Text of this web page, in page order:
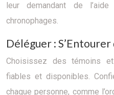
leur demandant de
chronophages.
Déléguer :
Choisissez des témoins
fiables et disponibles.
chaque personne, comme